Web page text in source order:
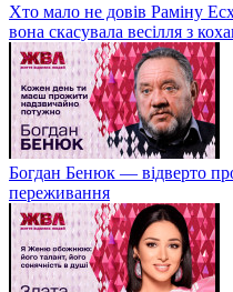
Хто мало не довів Раміну
вона скасувала весілля з
Богдан Бенюк — відверто про
переживання